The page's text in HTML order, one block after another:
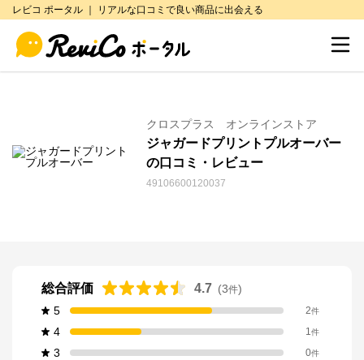
レビコ ポータル ｜ リアルな口コミで良い商品に出会える
クロスプラス オンラインストア
ジャガードプリントプルオーバー
の口コミ・レビュー
49106600120037
総合評価 4.7 (3件)
5
2件
4 1件
3 0件